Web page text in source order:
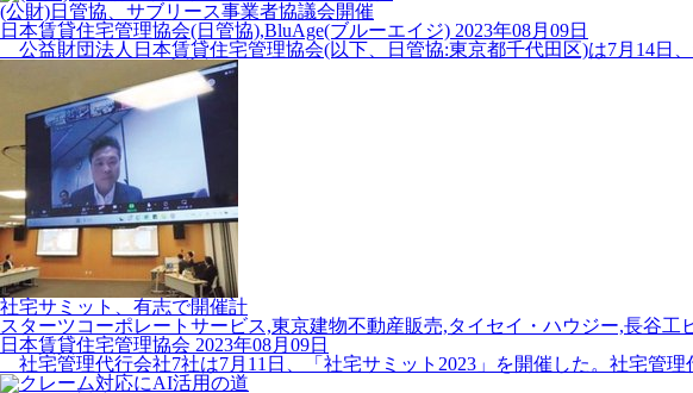
(公財)日管協、サブリース事業者協議会開催
日本賃貸住宅管理協会(日管協),BluAge(ブルーエイジ) 2023年08月09日
公益財団法人日本賃貸住宅管理協会(以下、日管協:東京都千代田区)は7月14日
社宅サミット、有志で開催計
スターツコーポレートサービス,東京建物不動産販売,タイセイ・ハウジー,長谷
日本賃貸住宅管理協会 2023年08月09日
社宅管理代行会社7社は7月11日、「社宅サミット2023」を開催した。社宅管